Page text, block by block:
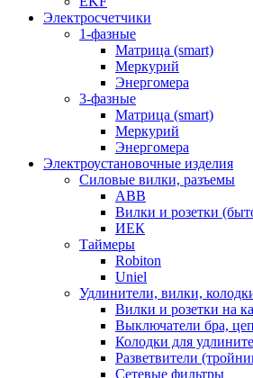
Электросчетчики
1-фазные
Матрица (smart)
Меркурий
Энергомера
3-фазные
Матрица (smart)
Меркурий
Энергомера
Электроустановочные изделия
Силовые вилки, разъемы
ABB
Вилки и розетки
ИЕК
Таймеры
Robiton
Uniel
Удлинители, вилки,
Вилки и розетки на
Выключатели бра,
Колодки для
Разветвители
Сетевые фильтры